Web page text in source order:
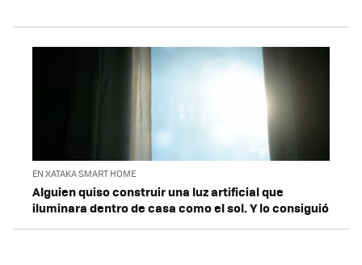
EN XATAKA SMART HOME
Alguien quiso construir una luz artificial que
iluminara dentro de casa como el sol. Y lo consiguió